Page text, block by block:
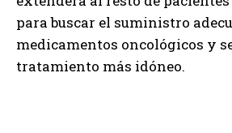
para buscar el suministro
medicamentos oncológicos y
tratamiento más idóneo.